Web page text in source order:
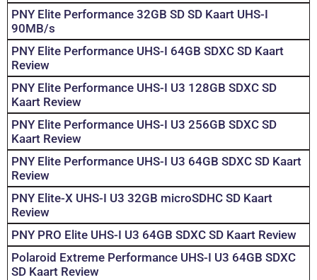
PNY Elite Performance 32GB SD SD Kaart UHS-I
90MB/s
PNY Elite Performance UHS-I 64GB SDXC SD Kaart
Review
PNY Elite Performance UHS-I U3 128GB SDXC SD
Kaart Review
PNY Elite Performance UHS-I U3 256GB SDXC SD
Kaart Review
PNY Elite Performance UHS-I U3 64GB SDXC SD Kaart
Review
PNY Elite-X UHS-I U3 32GB microSDHC SD Kaart
Review
PNY PRO Elite UHS-I U3 64GB SDXC SD Kaart Review
Polaroid Extreme Performance UHS-I U3 64GB SDXC
SD Kaart Review